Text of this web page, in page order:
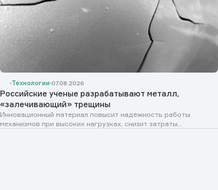
Технологии 07.08.2026
Российские ученые разрабатывают металл,
«залечивающий» трещины
Инновационный материал повысит надежность работы
механизмов при высоких нагрузках, снизит затраты...